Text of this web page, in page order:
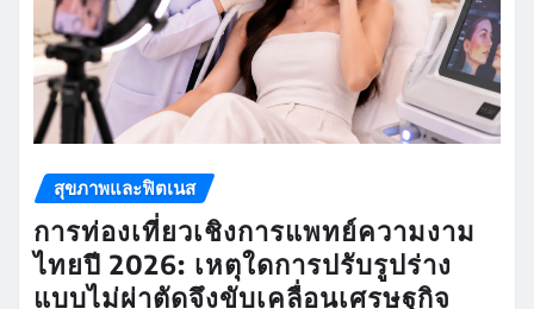
สุขภาพและฟิตเนส
การท่องเที่ยวเชิงการแพทย์ความงาม
ไทยปี 2026: เหตุใดการปรับรูปร่าง
แบบไม่ผ่าตัดจึงขับเคลื่อนเศรษฐกิจ